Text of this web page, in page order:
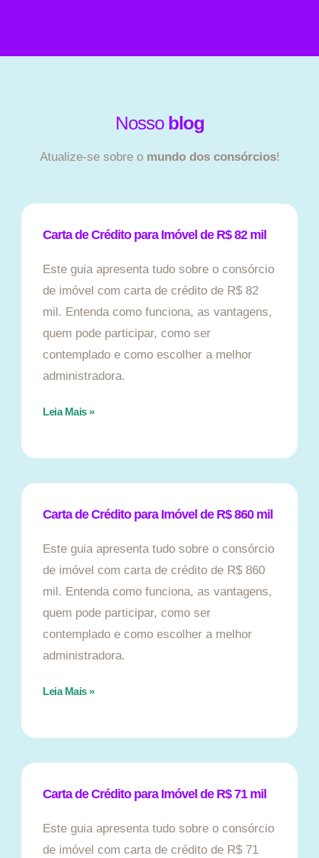
Nosso blog
Atualize-se sobre o mundo dos consórcios!
Carta de Crédito para Imóvel de R$ 82 mil
Este guia apresenta tudo sobre o consórcio
de imóvel com carta de crédito de R$ 82
mil. Entenda como funciona, as vantagens,
quem pode participar, como ser
contemplado e como escolher a melhor
administradora.
Leia Mais »
Carta de Crédito para Imóvel de R$ 860 mil
Este guia apresenta tudo sobre o consórcio
de imóvel com carta de crédito de R$ 860
mil. Entenda como funciona, as vantagens,
quem pode participar, como ser
contemplado e como escolher a melhor
administradora.
Leia Mais »
Carta de Crédito para Imóvel de R$ 71 mil
Este guia apresenta tudo sobre o consórcio
de imóvel com carta de crédito de R$ 71